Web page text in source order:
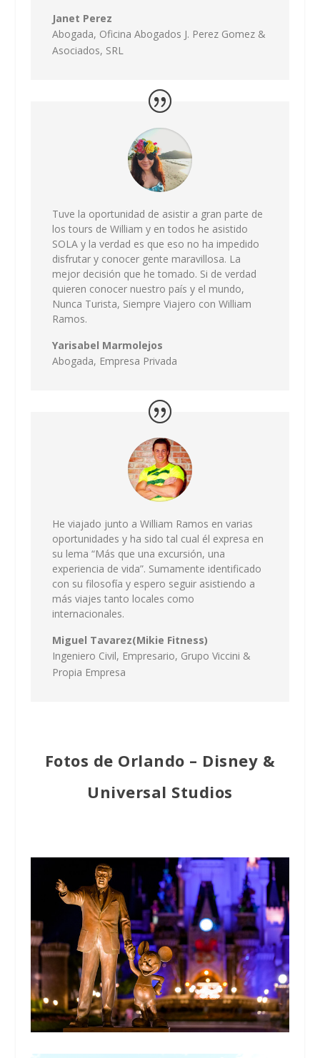
Janet Perez
Abogada, Oficina Abogados J. Perez Gomez &
Asociados, SRL
Tuve la oportunidad de asistir a gran parte de
los tours de William y en todos he asistido
SOLA y la verdad es que eso no ha impedido
disfrutar y conocer gente maravillosa. La
mejor decisión que he tomado. Si de verdad
quieren conocer nuestro país y el mundo,
Nunca Turista, Siempre Viajero con William
Ramos.
Yarisabel Marmolejos
Abogada, Empresa Privada
He viajado junto a William Ramos en varias
oportunidades y ha sido tal cual él expresa en
su lema “Más que una excursión, una
experiencia de vida”. Sumamente identificado
con su filosofía y espero seguir asistiendo a
más viajes tanto locales como
internacionales.
Miguel Tavarez(Mikie Fitness)
Ingeniero Civil, Empresario, Grupo Viccini &
Propia Empresa
Fotos de Orlando – Disney &
Universal Studios